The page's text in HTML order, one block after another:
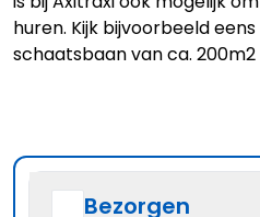
huren. Kijk bijvoorbeeld
schaatsbaan van ca. 200m2
Bezorgen